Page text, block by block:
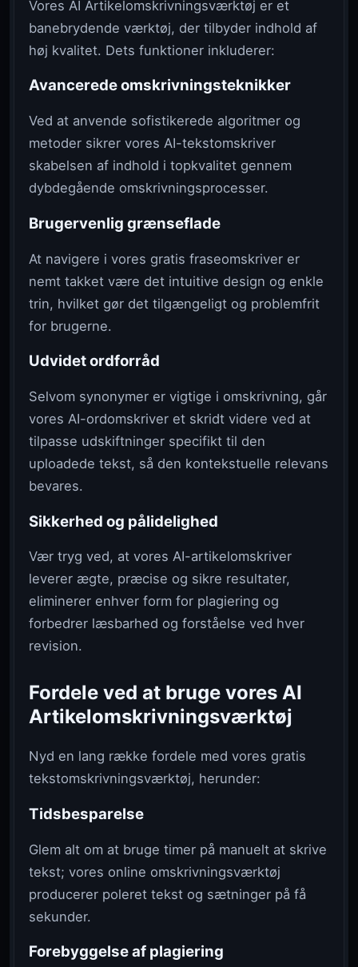
Vores AI Artikelomskrivningsværktøj er et
banebrydende værktøj, der tilbyder indhold af
høj kvalitet. Dets funktioner inkluderer:
Avancerede omskrivningsteknikker
Ved at anvende sofistikerede algoritmer og
metoder sikrer vores AI-tekstomskriver
skabelsen af indhold i topkvalitet gennem
dybdegående omskrivningsprocesser.
Brugervenlig grænseflade
At navigere i vores gratis fraseomskriver er
nemt takket være det intuitive design og enkle
trin, hvilket gør det tilgængeligt og problemfrit
for brugerne.
Udvidet ordforråd
Selvom synonymer er vigtige i omskrivning, går
vores AI-ordomskriver et skridt videre ved at
tilpasse udskiftninger specifikt til den
uploadede tekst, så den kontekstuelle relevans
bevares.
Sikkerhed og pålidelighed
Vær tryg ved, at vores AI-artikelomskriver
leverer ægte, præcise og sikre resultater,
eliminerer enhver form for plagiering og
forbedrer læsbarhed og forståelse ved hver
revision.
Fordele ved at bruge vores AI
Artikelomskrivningsværktøj
Nyd en lang række fordele med vores gratis
tekstomskrivningsværktøj, herunder:
Tidsbesparelse
Glem alt om at bruge timer på manuelt at skrive
tekst; vores online omskrivningsværktøj
producerer poleret tekst og sætninger på få
sekunder.
Forebyggelse af plagiering